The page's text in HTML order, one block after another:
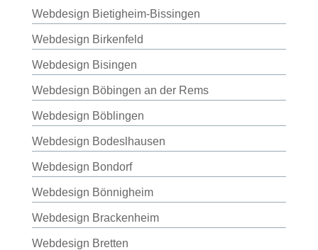
Webdesign Bietigheim-Bissingen
Webdesign Birkenfeld
Webdesign Bisingen
Webdesign Böbingen an der Rems
Webdesign Böblingen
Webdesign Bodeslhausen
Webdesign Bondorf
Webdesign Bönnigheim
Webdesign Brackenheim
Webdesign Bretten